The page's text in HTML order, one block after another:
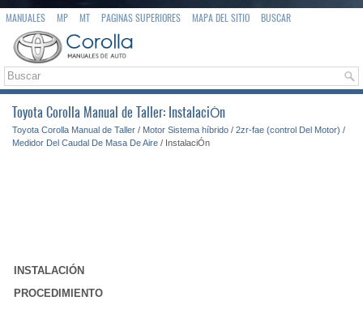
MANUALES MP MT PAGINAS SUPERIORES MAPA DEL SITIO BUSCAR
Toyota Corolla Manual de Taller: InstalaciÓn
Toyota Corolla Manual de Taller / Motor Sistema híbrido / 2zr-fae (control Del Motor) /
Medidor Del Caudal De Masa De Aire / InstalaciÓn
INSTALACIÓN
PROCEDIMIENTO